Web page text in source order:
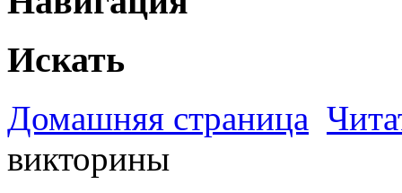
Искать
Домашняя страница
викторины